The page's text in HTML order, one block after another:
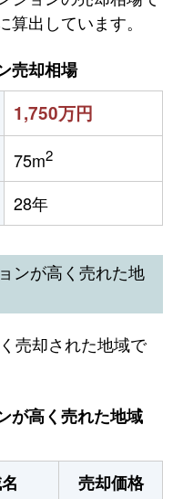
出しています。
売却相場
1,750万円
75m2
28年
ンが高く売れた地
売却された地域で
が高く売れた地域
売却価格